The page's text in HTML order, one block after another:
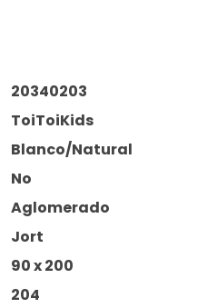
20340203
ToiToiKids
Blanco/Natural
No
Aglomerado
Jort
90 x 200
204